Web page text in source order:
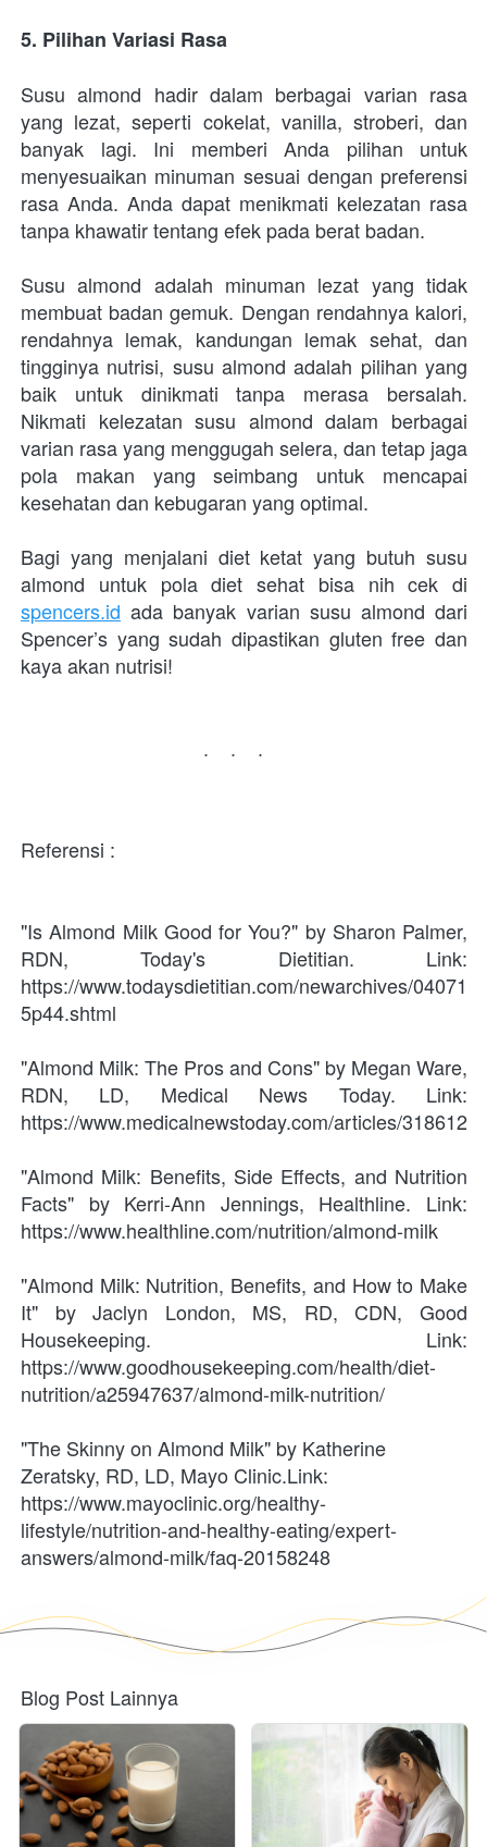
5. Pilihan Variasi Rasa
Susu almond hadir dalam berbagai varian rasa
yang lezat, seperti cokelat, vanilla, stroberi, dan
banyak lagi. Ini memberi Anda pilihan untuk
menyesuaikan minuman sesuai dengan preferensi
rasa Anda. Anda dapat menikmati kelezatan rasa
tanpa khawatir tentang efek pada berat badan.
Susu almond adalah minuman lezat yang tidak
membuat badan gemuk. Dengan rendahnya kalori,
rendahnya lemak, kandungan lemak sehat, dan
tingginya nutrisi, susu almond adalah pilihan yang
baik untuk dinikmati tanpa merasa bersalah.
Nikmati kelezatan susu almond dalam berbagai
varian rasa yang menggugah selera, dan tetap jaga
pola makan yang seimbang untuk mencapai
kesehatan dan kebugaran yang optimal.
Bagi yang menjalani diet ketat yang butuh susu
spencers.id ada banyak varian susu almond dari
Spencer’s yang sudah dipastikan gluten free dan
kaya akan nutrisi!
...
Referensi :
"Is Almond Milk Good for You?" by Sharon Palmer,
RDN, Today's Dietitian. Link:
https://www.todaysdietitian.com/newarchives/04071
5p44.shtml
"Almond Milk: The Pros and Cons" by Megan Ware,
RDN, LD, Medical News Today. Link:
https://www.medicalnewstoday.com/articles/318612
"Almond Milk: Benefits, Side Effects, and Nutrition
Facts" by Kerri-Ann Jennings, Healthline. Link:
https://www.healthline.com/nutrition/almond-milk
"Almond Milk: Nutrition, Benefits, and How to Make
It" by Jaclyn London, MS, RD, CDN, Good
Housekeeping. Link:
https://www.goodhousekeeping.com/health/diet-
nutrition/a25947637/almond-milk-nutrition/
"The Skinny on Almond Milk" by Katherine
Zeratsky, RD, LD, Mayo Clinic.Link:
https://www.mayoclinic.org/healthy-
lifestyle/nutrition-and-healthy-eating/expert-
answers/almond-milk/faq-20158248
Blog Post Lainnya